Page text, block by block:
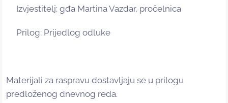
Izvjestitelj: gđa Martina Vazdar, pročelnica
Prilog: Prijedlog odluke
Materijali za raspravu dostavljaju se u prilogu
predloženog dnevnog reda.